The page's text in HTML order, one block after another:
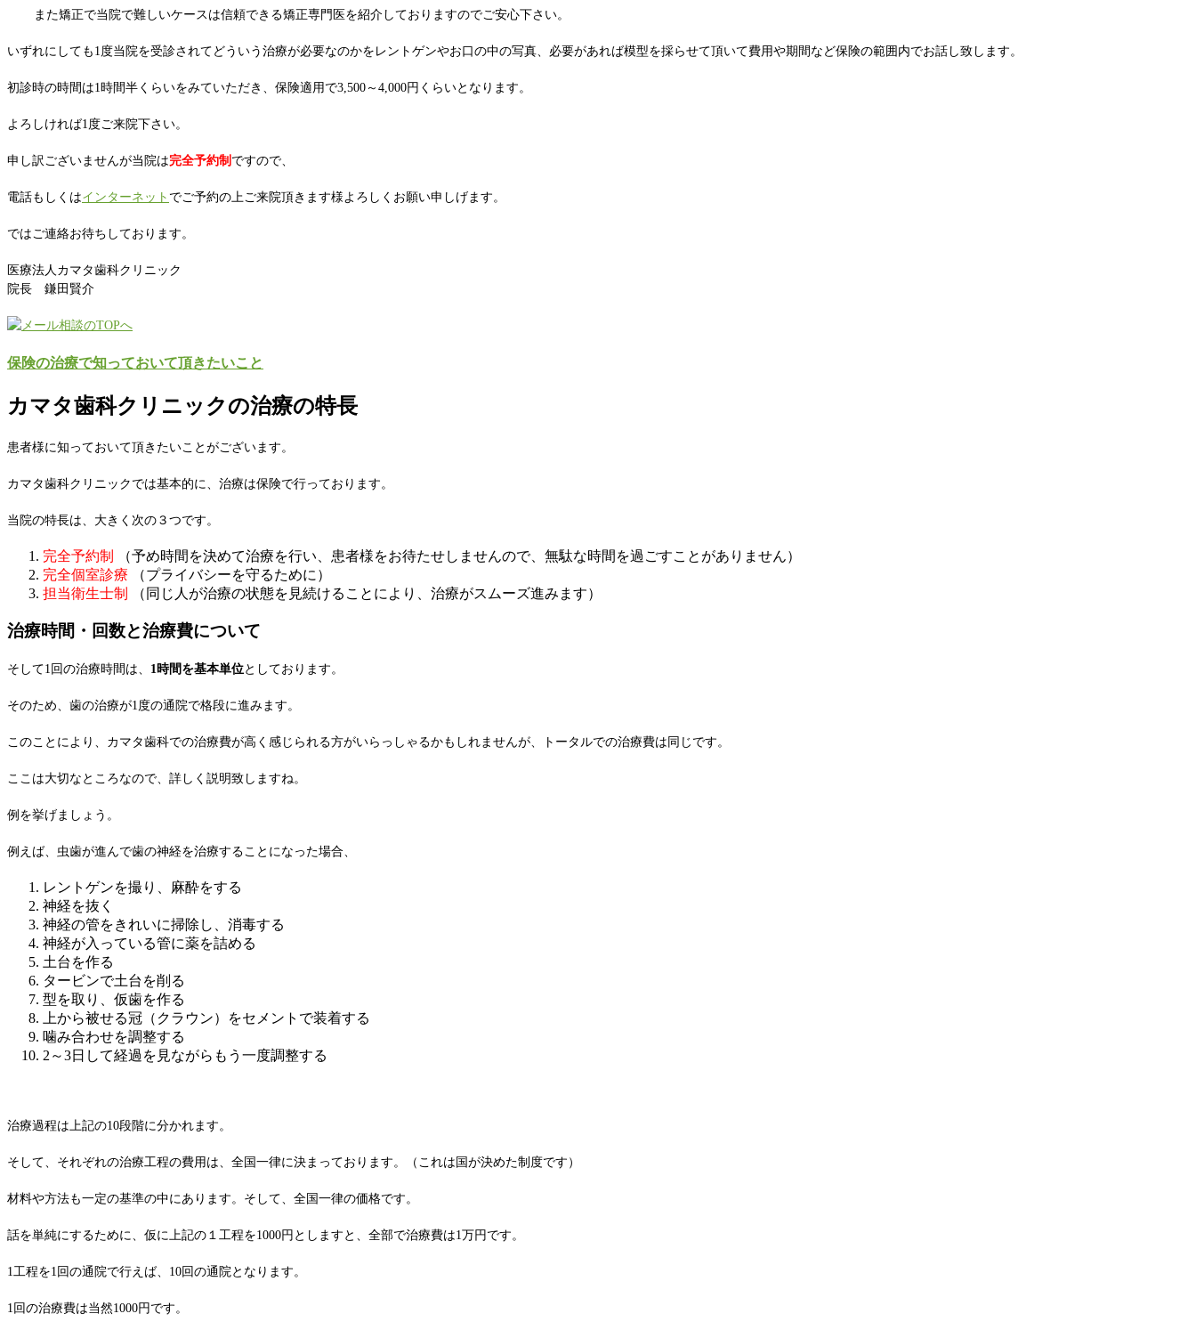
また矯正で当院で難しいケースは信頼できる矯正専門医を紹介しておりますのでご安心下さい。
いずれにしても1度当院を受診されてどういう治療が必要なのかをレントゲンやお口の中の写真、必要があれば模型を採らせて頂いて費用や期間など保険の範囲内でお話し致します。
初診時の時間は1時間半くらいをみていただき、保険適用で3,500～4,000円くらいとなります。
よろしければ1度ご来院下さい。
申し訳ございませんが当院は完全予約制 ですので、
電話もしくはインターネット でご予約の上ご来院頂きます様よろしくお願い申しげます。
ではご連絡お待ちしております。
医療法人カマタ歯科クリニック
院長 鎌田賢介
保険の治療で知っておいて頂きたいこと
カマタ歯科クリニックの治療の特長
患者様に知っておいて頂きたいことがございます。
カマタ歯科クリニックでは基本的に、治療は保険で行っております。
当院の特長は、大きく次の３つです。
完全予約制
（予め時間を決めて治療を行い、患者様をお待たせしませんので、無駄な時間を過ごすことがありません）
完全個室診療 （プライバシーを守るために）
担当衛生士制
（同じ人が治療の状態を見続けることにより、治療がスムーズ進みます）
治療時間・回数と治療費について
そして1回の治療時間は、 1時間を基本単位としております。
そのため、歯の治療が1度の通院で格段に進みます。
このことにより、カマタ歯科での治療費が高く感じられる方がいらっしゃるかもしれませんが、トータルでの治療費は同じです。
ここは大切なところなので、詳しく説明致しますね。
例を挙げましょう。
例えば、虫歯が進んで歯の神経を治療することになった場合、
レントゲンを撮り、麻酔をする
神経を抜く
神経の管をきれいに掃除し、消毒する
神経が入っている管に薬を詰める
土台を作る
タービンで土台を削る
型を取り、仮歯を作る
上から被せる冠（クラウン）をセメントで装着する
噛み合わせを調整する
2～3日して経過を見ながらもう一度調整する
治療過程は上記の10段階に分かれます。
そして、それぞれの治療工程の費用は、全国一律に決まっております。（これは国が決めた制度です）
材料や方法も一定の基準の中にあります。そして、全国一律の価格です。
話を単純にするために、仮に上記の１工程を1000円としますと、全部で治療費は1万円です。
1工程を1回の通院で行えば、10回の通院となります。
1回の治療費は当然1000円です。